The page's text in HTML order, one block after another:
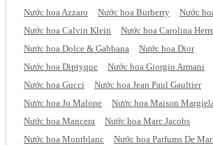
Nước hoa Azzaro
Nước hoa Burberry
Nước
Nước hoa Calvin Klein
Nước hoa Carolina
Nước hoa Dolce & Gabbana
Nước hoa Dior
Nước hoa Diptyque
Nước hoa Giorgio Armani
Nước hoa Gucci
Nước hoa Jean Paul Gaultier
Nước hoa Jo Malone
Nước hoa Maison
Nước hoa Mancera
Nước hoa Marc Jacobs
Nước hoa Montblanc
Nước hoa Parfums De